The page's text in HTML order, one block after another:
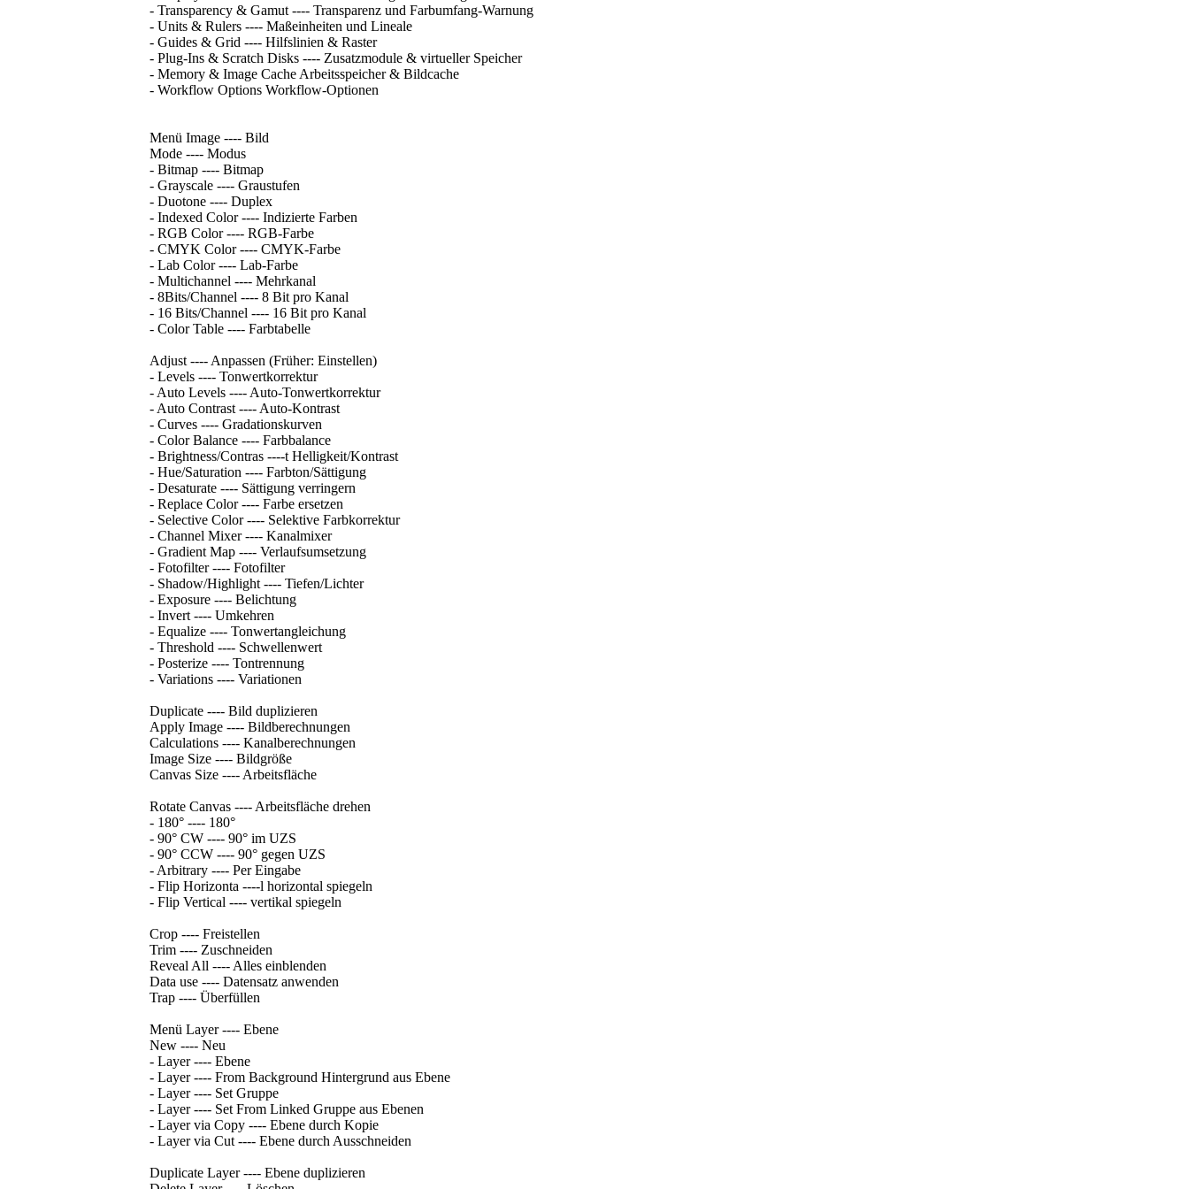
- Transparency & Gamut ---- Transparenz und Farbumfang-Warnung
- Units & Rulers ---- Maßeinheiten und Lineale
- Guides & Grid ---- Hilfslinien & Raster
- Plug-Ins & Scratch Disks ---- Zusatzmodule & virtueller Speicher
- Memory & Image Cache Arbeitsspeicher & Bildcache
- Workflow Options Workflow-Optionen
Menü Image ---- Bild
Mode ---- Modus
- Bitmap ---- Bitmap
- Grayscale ---- Graustufen
- Duotone ---- Duplex
- Indexed Color ---- Indizierte Farben
- RGB Color ---- RGB-Farbe
- CMYK Color ---- CMYK-Farbe
- Lab Color ---- Lab-Farbe
- Multichannel ---- Mehrkanal
- 8Bits/Channel ---- 8 Bit pro Kanal
- 16 Bits/Channel ---- 16 Bit pro Kanal
- Color Table ---- Farbtabelle
Adjust ---- Anpassen (Früher: Einstellen)
- Levels ---- Tonwertkorrektur
- Auto Levels ---- Auto-Tonwertkorrektur
- Auto Contrast ---- Auto-Kontrast
- Curves ---- Gradationskurven
- Color Balance ---- Farbbalance
- Brightness/Contras ----t Helligkeit/Kontrast
- Hue/Saturation ---- Farbton/Sättigung
- Desaturate ---- Sättigung verringern
- Replace Color ---- Farbe ersetzen
- Selective Color ---- Selektive Farbkorrektur
- Channel Mixer ---- Kanalmixer
- Gradient Map ---- Verlaufsumsetzung
- Fotofilter ---- Fotofilter
- Shadow/Highlight ---- Tiefen/Lichter
- Exposure ---- Belichtung
- Invert ---- Umkehren
- Equalize ---- Tonwertangleichung
- Threshold ---- Schwellenwert
- Posterize ---- Tontrennung
- Variations ---- Variationen
Duplicate ---- Bild duplizieren
Apply Image ---- Bildberechnungen
Calculations ---- Kanalberechnungen
Image Size ---- Bildgröße
Canvas Size ---- Arbeitsfläche
Rotate Canvas ---- Arbeitsfläche drehen
- 180° ---- 180°
- 90° CW ---- 90° im UZS
- 90° CCW ---- 90° gegen UZS
- Arbitrary ---- Per Eingabe
- Flip Horizonta ----l horizontal spiegeln
- Flip Vertical ---- vertikal spiegeln
Crop ---- Freistellen
Trim ---- Zuschneiden
Reveal All ---- Alles einblenden
Data use ---- Datensatz anwenden
Trap ---- Überfüllen
Menü Layer ---- Ebene
New ---- Neu
- Layer ---- Ebene
- Layer ---- From Background Hintergrund aus Ebene
- Layer ---- Set Gruppe
- Layer ---- Set From Linked Gruppe aus Ebenen
- Layer via Copy ---- Ebene durch Kopie
- Layer via Cut ---- Ebene durch Ausschneiden
Duplicate Layer ---- Ebene duplizieren